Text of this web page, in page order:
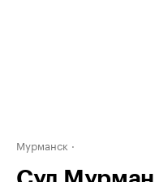
Мурманск